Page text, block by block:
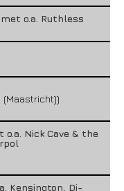
o.a. Ruthless
(Maastricht))
o.a. Nick Cave & the
Kensington, Di-